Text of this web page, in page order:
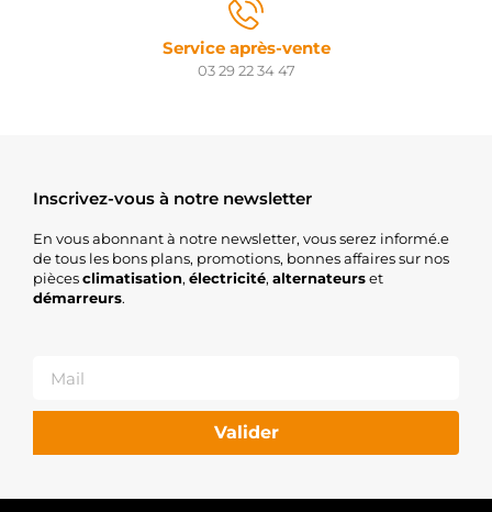
Service après-vente
03 29 22 34 47
Inscrivez-vous à notre newsletter
En vous abonnant à notre newsletter, vous serez informé.e
de tous les bons plans, promotions, bonnes affaires sur nos
piècesclimatisation, électricité, alternateurset
démarreurs.
Valider